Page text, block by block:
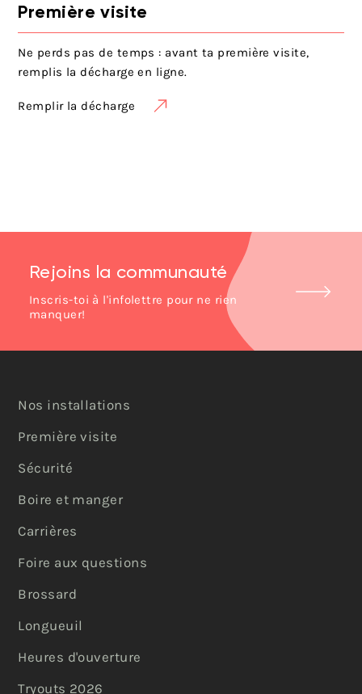
Première visite
Ne perds pas de temps : avant ta première visite,
remplis la décharge en ligne.
Remplir la décharge
Rejoins la communauté
Inscris-toi à l'infolettre pour ne rien
manquer!
Nos installations
Première visite
Sécurité
Boire et manger
Carrières
Foire aux questions
Brossard
Longueuil
Heures d'ouverture
Tryouts 2026